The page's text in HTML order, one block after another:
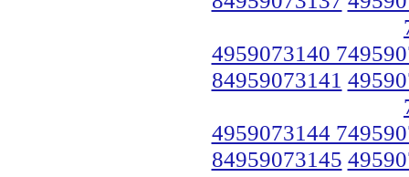
4959073140
84959073141
4959073144
84959073145